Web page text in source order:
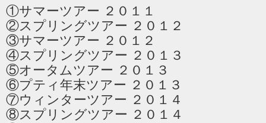
①サマーツアー ２０１１
②スプリングツアー ２０１２
③サマーツアー ２０１２
④スプリングツアー ２０１３
⑤オータムツアー ２０１３
⑥プティ年末ツアー ２０１３
⑦ウィンターツアー ２０１４
⑧スプリングツアー ２０１４